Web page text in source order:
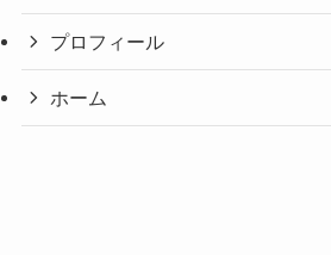
プロフィール
ホーム